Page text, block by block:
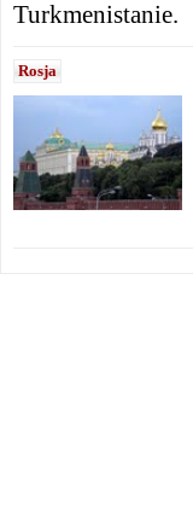
Turkmenistanie.
Rosja